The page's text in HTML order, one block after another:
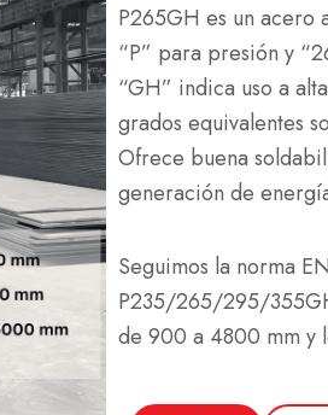
P265GH es un acero
“P” para presión y
“GH” indica uso a
grados equivalentes
Ofrece buena
generación de
Seguimos la norma
P235/265/295/
de 900 a 4800 mm y